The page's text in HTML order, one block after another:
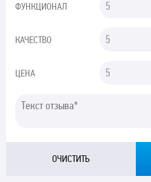
ФУНКЦИОНАЛ
КАЧЕСТВО
ЦЕНА